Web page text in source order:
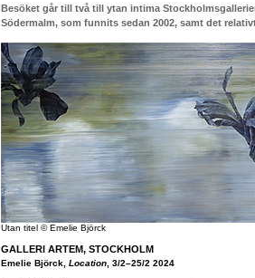
Besöket går till två till ytan intima
Södermalm, som funnits sedan 2002, samt det
Utan titel © Emelie Björck
GALLERI ARTEM, STOCKHOLM
Emelie Björck, Location, 3/2–25/2 2024